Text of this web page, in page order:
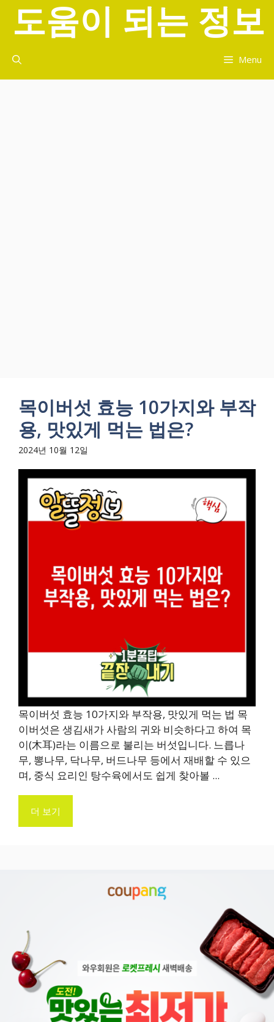
너
도움이 되는 정보
Menu
목이버섯 효능 10가지와 부작
용, 맛있게 먹는 법은?
2024년 10월 12일
목이버섯 효능 10가지와 부작용, 맛있게 먹는 법 목
이버섯은 생김새가 사람의 귀와 비슷하다고 하여 목
이(木耳)라는 이름으로 불리는 버섯입니다. 느릅나
무, 뽕나무, 닥나무, 버드나무 등에서 재배할 수 있으
며, 중식 요리인 탕수육에서도 쉽게 찾아볼 ...
더 보기